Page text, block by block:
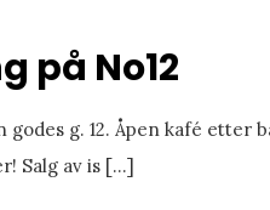
på No12
godes g. 12. Åpen kafé
Salg av is[…]